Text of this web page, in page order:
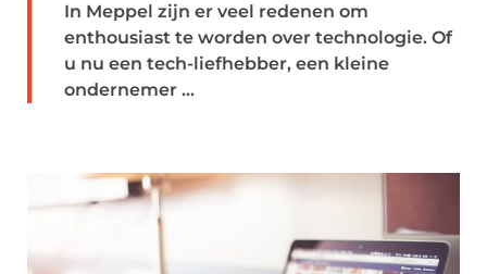
In Meppel zijn er veel redenen om
enthousiast te worden over technologie. Of
u nu een tech-liefhebber, een kleine
ondernemer ...